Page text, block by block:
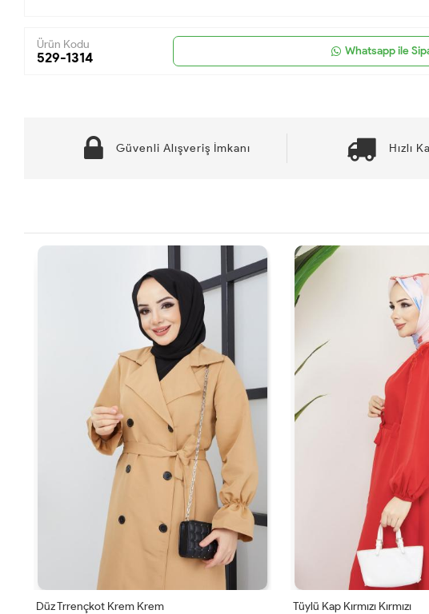
Ürün Kodu
529-1314 Whatsapp ile
Güvenli Alışveriş İmkanı Hızlı
Düz Trrençkot Krem Krem Tüylü Kap Kırmızı Kırmızı